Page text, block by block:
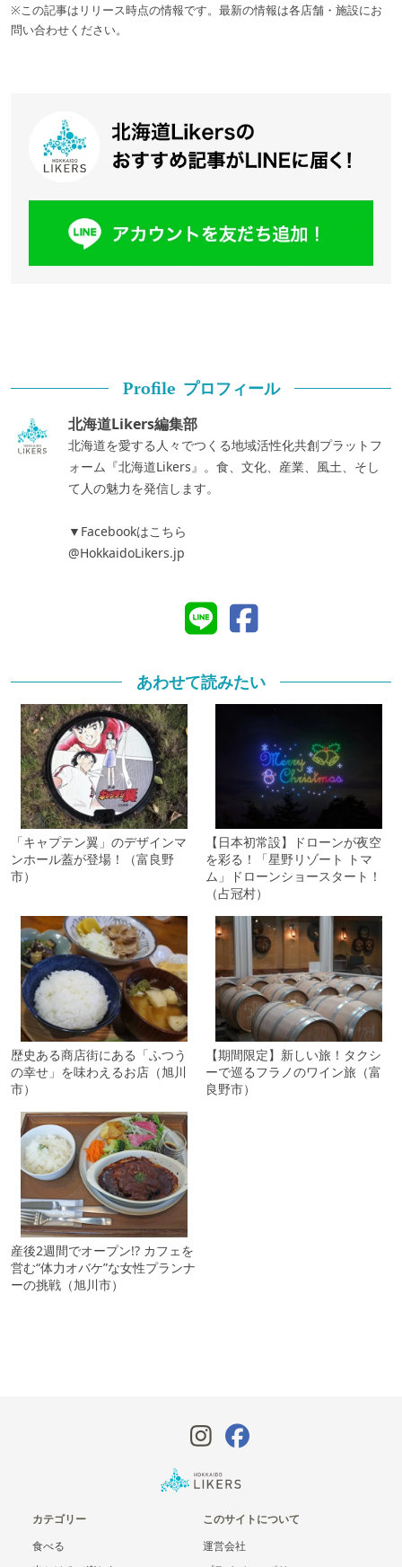
※この記事はリリース時点の情報です。最新の情報は各店舗・施設にお
問い合わせください。
Profile プロフィール
北海道Likers編集部
北海道を愛する人々でつくる地域活性化共創プラットフ
ォーム『北海道Likers』。食、文化、産業、風土、そし
て人の魅力を発信します。
▼Facebookはこちら
@HokkaidoLikers.jp
あわせて読みたい
「キャプテン翼」のデザインマ
ンホール蓋が登場！（富良野
市）
【日本初常設】ドローンが夜空
を彩る！「星野リゾート トマ
ム」ドローンショースタート！
（占冠村）
歴史ある商店街にある「ふつう
の幸せ」を味わえるお店（旭川
市）
【期間限定】新しい旅！タクシ
ーで巡るフラノのワイン旅（富
良野市）
産後2週間でオープン!? カフェを
営む“体力オバケ”な女性プランナ
ーの挑戦（旭川市）
カテゴリー
食べる
このサイトについて
運営会社